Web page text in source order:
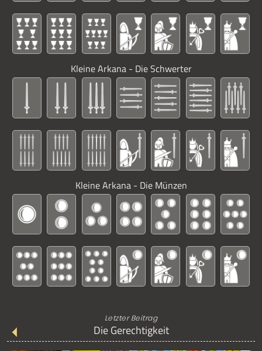
Kleine Arkana - Die Schwerter
Kleine Arkana - Die Münzen
Letzter Beitrag
Die Gerechtigkeit